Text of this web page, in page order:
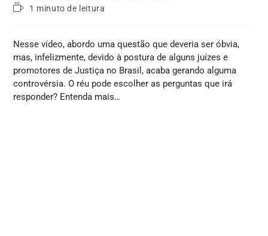
1 minuto de leitura
Nesse vídeo, abordo uma questão que deveria ser óbvia,
mas, infelizmente, devido à postura de alguns juízes e
promotores de Justiça no Brasil, acaba gerando alguma
controvérsia. O réu pode escolher as perguntas que irá
responder? Entenda mais…